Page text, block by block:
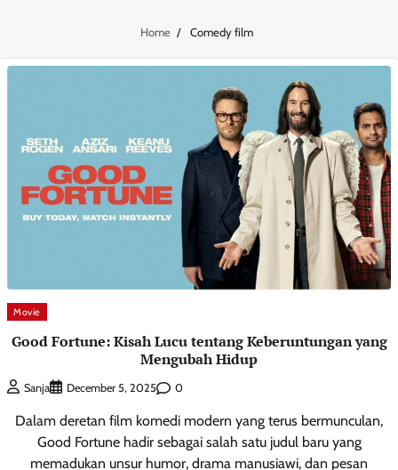
Home Comedy film
Movie
Good Fortune: Kisah Lucu tentang Keberuntungan yang
Mengubah Hidup
Sanja December 5, 2025 0
Dalam deretan film komedi modern yang terus bermunculan,
Good Fortune hadir sebagai salah satu judul baru yang
memadukan unsur humor, drama manusiawi, dan pesan